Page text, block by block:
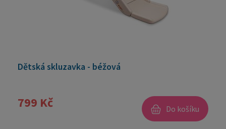
Dětská skluzavka - béžová
799 Kč Do košíku